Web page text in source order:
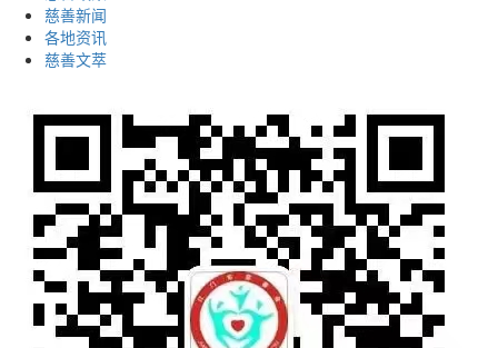
慈善新闻
各地资讯
慈善文萃